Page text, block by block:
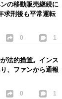
の移動販売継続に
求刑後も平常運転
0 1
法的措置。インス
、ファンから通報
0 1